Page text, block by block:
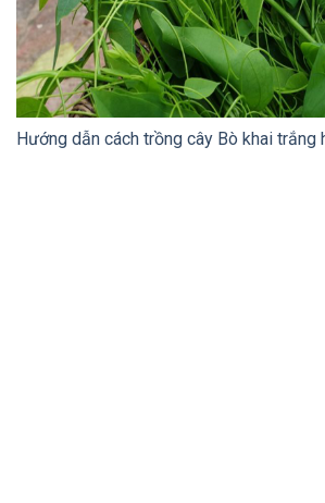
Hướng dẫn cách trồng cây Bò khai trắng